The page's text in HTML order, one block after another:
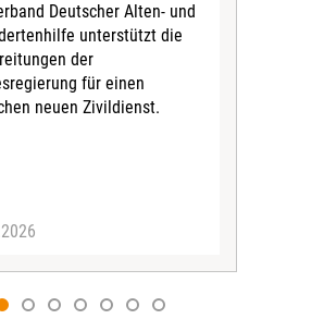
Deutscher Alten- und
unterstützt die
der
für einen
neuen Zivildienst.